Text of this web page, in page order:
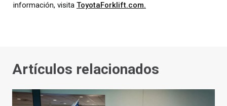
información, visita ToyotaForklift.com.
Artículos relacionados